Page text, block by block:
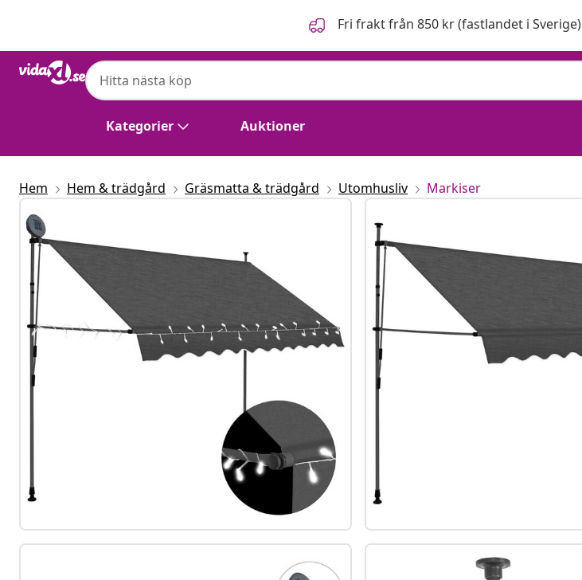
Fri frakt från 850 kr (fastlandet i Sverige)
Kategorier Auktioner
Hem Hem & trädgård Gräsmatta & trädgård Utomhusliv Markiser